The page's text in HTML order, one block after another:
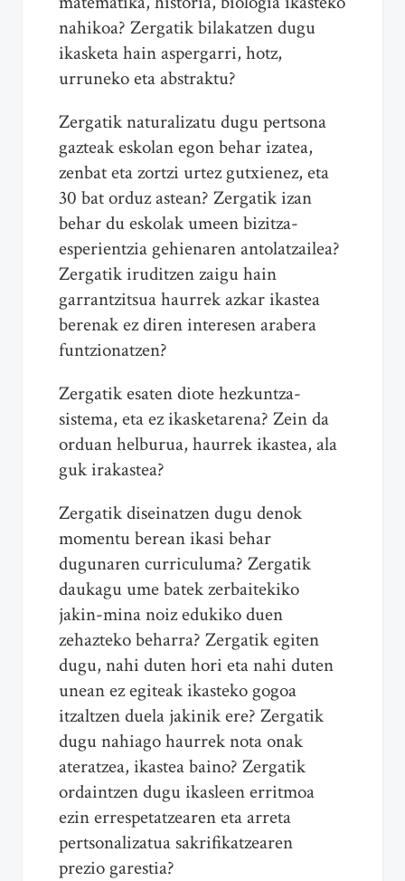
nahikoa? Zergatik bilakatzen dugu
ikasketa hain aspergarri, hotz,
urruneko eta abstraktu?
Zergatik naturalizatu dugu pertsona
gazteak eskolan egon behar izatea,
zenbat eta zortzi urtez gutxienez, eta
30 bat orduz astean? Zergatik izan
behar du eskolak umeen bizitza-
esperientzia gehienaren antolatzailea?
Zergatik iruditzen zaigu hain
garrantzitsua haurrek azkar ikastea
berenak ez diren interesen arabera
funtzionatzen?
Zergatik esaten diote hezkuntza-
sistema, eta ez ikasketarena? Zein da
orduan helburua, haurrek ikastea, ala
guk irakastea?
Zergatik diseinatzen dugu denok
momentu berean ikasi behar
dugunaren curriculuma? Zergatik
daukagu ume batek zerbaitekiko
jakin-mina noiz edukiko duen
zehazteko beharra? Zergatik egiten
dugu, nahi duten hori eta nahi duten
unean ez egiteak ikasteko gogoa
itzaltzen duela jakinik ere? Zergatik
dugu nahiago haurrek nota onak
ateratzea, ikastea baino? Zergatik
ordaintzen dugu ikasleen erritmoa
ezin errespetatzearen eta arreta
pertsonalizatua sakrifikatzearen
prezio garestia?